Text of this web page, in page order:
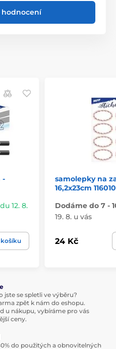
hodnocení
-
12. 8.
košíku
samolepky na
16,2x23cm
Dodáme do 7 -
19. 8. u vás
24 Kč
jste se spletli ve výběru?
zpět k nám do eshopu.
u nákupu, vybíráme pro vás
ceny.
do použitých a obnovitelných